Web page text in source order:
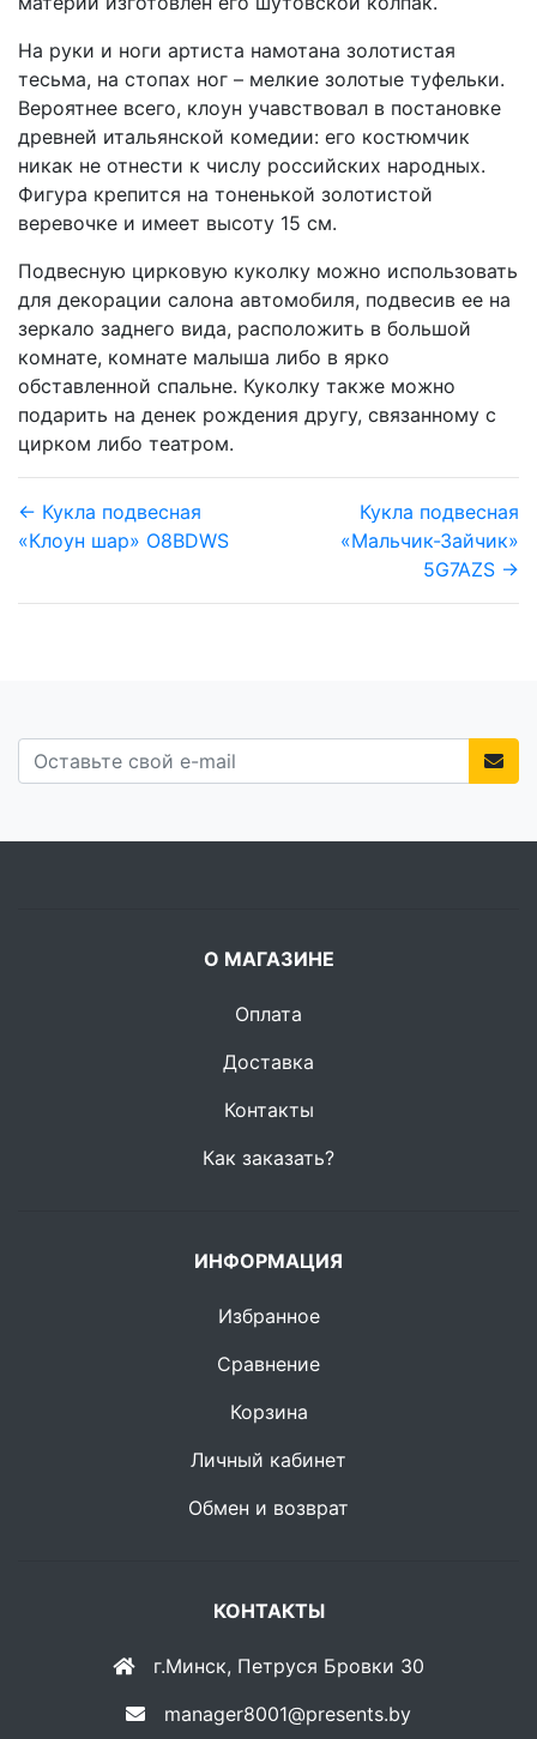
На руки и ноги артиста намотана золотистая
тесьма, на стопах ног – мелкие золотые туфельки.
Вероятнее всего, клоун учавствовал в постановке
древней итальянской комедии: его костюмчик
никак не отнести к числу российских народных.
Фигура крепится на тоненькой золотистой
веревочке и имеет высоту 15 см.
Подвесную цирковую куколку можно использовать
для декорации салона автомобиля, подвесив ее на
зеркало заднего вида, расположить в большой
комнате, комнате малыша либо в ярко
обставленной спальне. Куколку также можно
подарить на денек рождения другу, связанному с
цирком либо театром.
← Кукла подвесная
«Клоун шар» O8BDWS
Кукла подвесная
«Мальчик-Зайчик»
5G7AZS →
О МАГАЗИНЕ
Оплата
Доставка
Контакты
Как заказать?
ИНФОРМАЦИЯ
Избранное
Сравнение
Корзина
Личный кабинет
Обмен и возврат
КОНТАКТЫ
г.Минск, Петруся Бровки 30
manager8001@presents.by